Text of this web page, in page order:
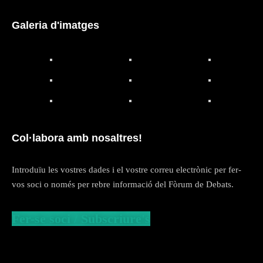
Galeria d'imatges
Col·labora amb nosaltres!
Introduïu les vostres dades i el vostre correu electrònic per fer-
vos soci o només per rebre informació del Fòrum de Debats.
Fer-se soci / Subscriure's